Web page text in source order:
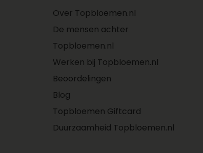
Over Topbloemen.nl
De mensen achter
Topbloemen.nl
Werken bij Topbloemen.nl
Beoordelingen
Blog
Topbloemen Giftcard
Duurzaamheid Topbloemen.nl